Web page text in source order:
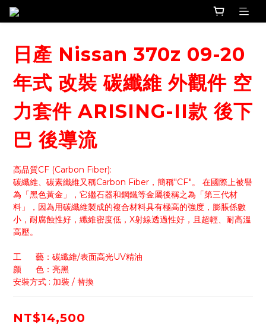
日產 Nissan 370z 09-20
年式 改裝 碳纖維 外觀件 空
力套件 ARISING-II款 後下
巴 後導流
高品質CF (Carbon Fiber):
碳纖維、碳素纖維又稱Carbon Fiber，簡稱"CF"。 在國際上被譽
為「黑色黃金」，它繼石器和鋼鐵等金屬後稱之為「第三代材
料」，因為用碳纖維製成的複合材料具有極高的強度，膨脹係數
小，耐腐蝕性好，纖維密度低，X射線透過性好，且超輕、耐高溫
高壓。
工      藝：碳纖維/表面高光UV精油
颜      色：亮黑
安裝方式 : 加裝 / 替換
NT$14,500